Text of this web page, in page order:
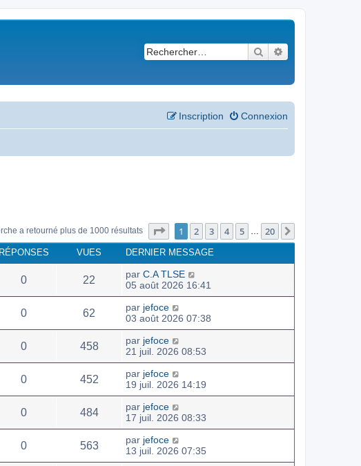
Rechercher
Connexion
Inscription
a retourné plus de 1000 résultats Page sur20
1 2 3 4 5 … 20
RÉPONSES VUES DERNIER MESSAGE
0 22 par C.A TLSE
05 août 2026 16:41
0 62 par jefoce
03 août 2026 07:38
0 458 par jefoce
21 juil. 2026 08:53
0 452 par jefoce
19 juil. 2026 14:19
0 484 par jefoce
17 juil. 2026 08:33
0 563 par jefoce
13 juil. 2026 07:35